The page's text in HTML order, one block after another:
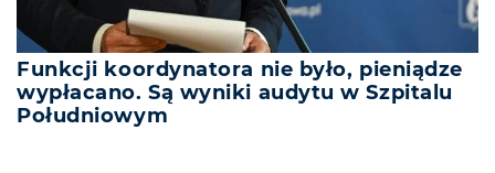
Funkcji koordynatora nie było, pieniądze
wypłacano. Są wyniki audytu w Szpitalu
Południowym